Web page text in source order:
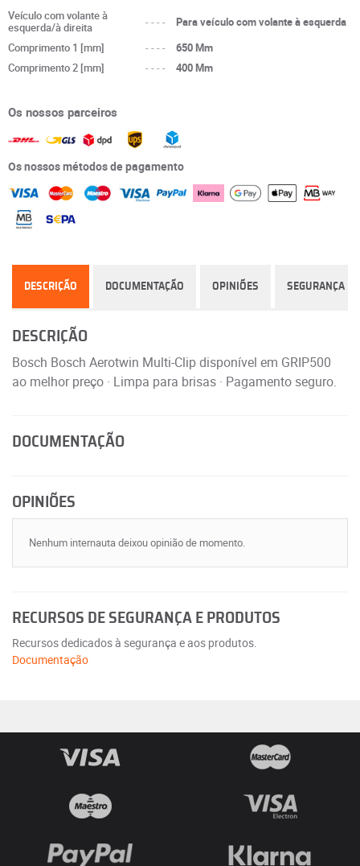
Veículo com volante à
esquerda/à direita
----
Para veículo com volante à esquerda
Comprimento 1 [mm]
----
650 Mm
Comprimento 2 [mm]
---- 400 Mm
Os nossos parceiros
Os nossos métodos de pagamento
DESCRIÇÃO DOCUMENTAÇÃO OPINIÕES SEGURANÇA
DESCRIÇÃO
Bosch Bosch Aerotwin Multi-Clip disponível em GRIP500
ao melhor preço · Limpa para brisas · Pagamento seguro.
DOCUMENTAÇÃO
OPINIÕES
Nenhum internauta deixou opinião de momento.
RECURSOS DE SEGURANÇA E PRODUTOS
Recursos dedicados à segurança e aos produtos.
Documentação